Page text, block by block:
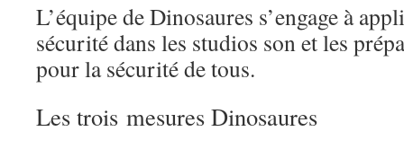
L’équipe de Dinosaures s’engage à
sécurité dans les studios son et les
pour la sécurité de tous.
Les trois mesures Dinosaures